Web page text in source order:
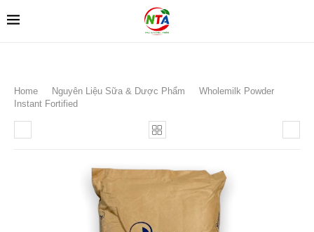
Home Nguyên Liệu Sữa & Dược Phẩm
Wholemilk Powder
Instant Fortified